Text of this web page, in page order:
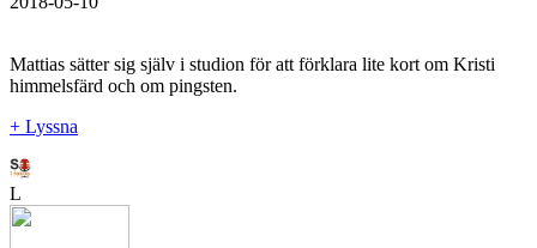
Mattias sätter sig själv i studion för att förklara lite kort om Kristi
himmelsfärd och om pingsten.
+ Lyssna
L